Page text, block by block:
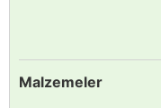
Malzemeler